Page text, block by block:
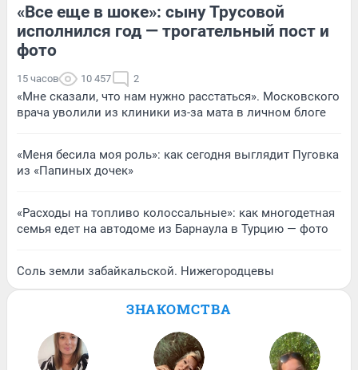
«Все еще в шоке»: сыну Трусовой
исполнился год — трогательный пост и
фото
15 часов 10 457 2
«Мне сказали, что нам нужно расстаться». Московского
врача уволили из клиники из-за мата в личном блоге
«Меня бесила моя роль»: как сегодня выглядит Пуговка
из «Папиных дочек»
«Расходы на топливо колоссальные»: как многодетная
семья едет на автодоме из Барнаула в Турцию — фото
Соль земли забайкальской. Нижегородцевы
ЗНАКОМСТВА